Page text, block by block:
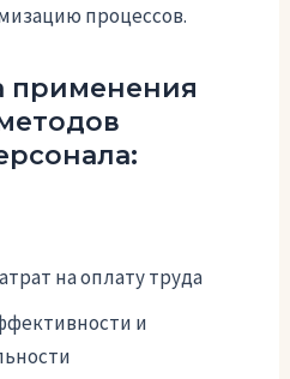
процессов.
применения
на оплату труда
и